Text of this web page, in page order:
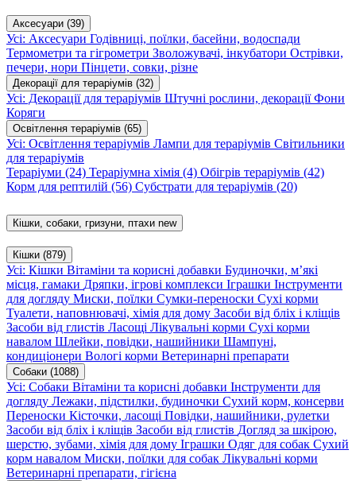
Аксесуари (39)
Усі: Аксесуари Годівниці, поїлки, басейни, водоспади
Термометри та гігрометри Зволожувачі, інкубатори Острівки,
печери, нори Пінцети, совки, різне
Декорації для тераріумів (32)
Усі: Декорації для тераріумів Штучні рослини, декораціїФони
Коряги
Освітлення тераріумів (65)
Усі: Освітлення тераріумів Лампи для тераріумів Світильники
для тераріумів
Тераріуми (24) Тераріумна хімія (4) Обігрів тераріумів (42)
Корм для рептилій (56) Субстрати для тераріумів (20)
Кішки, собаки, гризуни, птахи new
Кішки (879)
Усі: Кішки Вітаміни та корисні добавки Будиночки, м’які
місця, гамаки Дряпки, ігрові комплекси Іграшки Інструменти
для догляду Миски, поїлки Сумки-переноски Сухі корми
Туалети, наповнювачі, хімія для дому Засоби від бліх і кліщів
Засоби від глистів Ласощі Лікувальні корми Сухі корми
навалом Шлейки, повідки, нашийники Шампуні,
кондиціонери Вологі корми Ветеринарні препарати
Собаки (1088)
Усі: Собаки Вітаміни та корисні добавки Інструменти для
догляду Лежаки, підстилки, будиночки Сухий корм, консерви
Переноски Кісточки, ласощі Повідки, нашийники, рулетки
Засоби від бліх і кліщів Засоби від глистів Догляд за шкірою,
шерстю, зубами, хімія для дому Іграшки Одяг для собак Сухий
корм навалом Миски, поїлки для собак Лікувальні корми
Ветеринарні препарати, гігієна